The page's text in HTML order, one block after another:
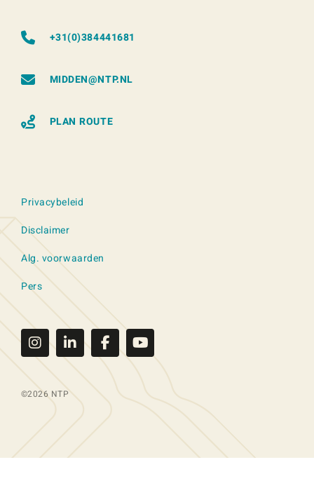
+31(0)384441681
MIDDEN@NTP.NL
PLAN ROUTE
Privacybeleid
Disclaimer
Alg. voorwaarden
Pers
©2026 NTP